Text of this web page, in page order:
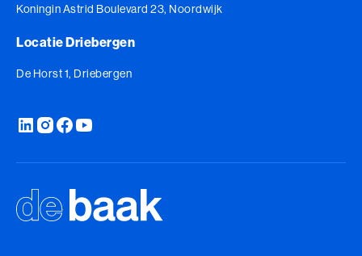
Koningin Astrid Boulevard 23, Noordwijk
Locatie Driebergen
De Horst 1, Driebergen